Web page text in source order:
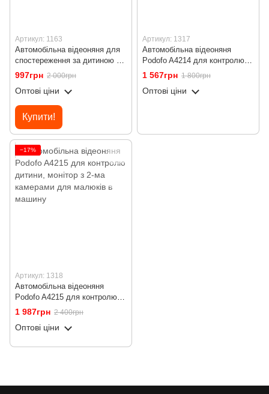
Артикул: 1163
Автомобільна відеоняня для
спостереження за дитиною в
машині Podofo Z2102, монітор
з камерою заднього виду для
малюків, black
997грн 2 000грн
Оптові ціни
Купити!
Артикул: 1317
Автомобільна відеоняня
Podofo A4214 для контролю
дитини, монітор з камерою
для малюків в машину
1 567грн 1 800грн
Оптові ціни
−17%
Артикул: 1318
Автомобільна відеоняня
Podofo A4215 для контролю
дитини, монітор з 2-ма
камерами для малюків в
машину
1 987грн 2 400грн
Оптові ціни